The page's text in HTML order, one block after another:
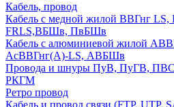
Кабель, провод
Кабель с медной жилой ВВГнг
FRLS,ВБШв, ПвБШв
Кабель с алюминиевой жилой
АсВВГнг(А)-LS, АВБШв
Провода и шнуры ПуВ, ПуГВ,
РКГМ
Ретро провод
Кабель и провод связи (FTP, UTP,